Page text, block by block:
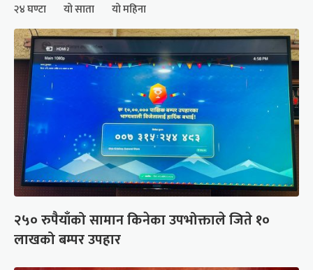
२४ घण्टा यो साता यो महिना
२५० रुपैयाँको सामान किनेका उपभोक्ताले जिते १०
लाखको बम्पर उपहार